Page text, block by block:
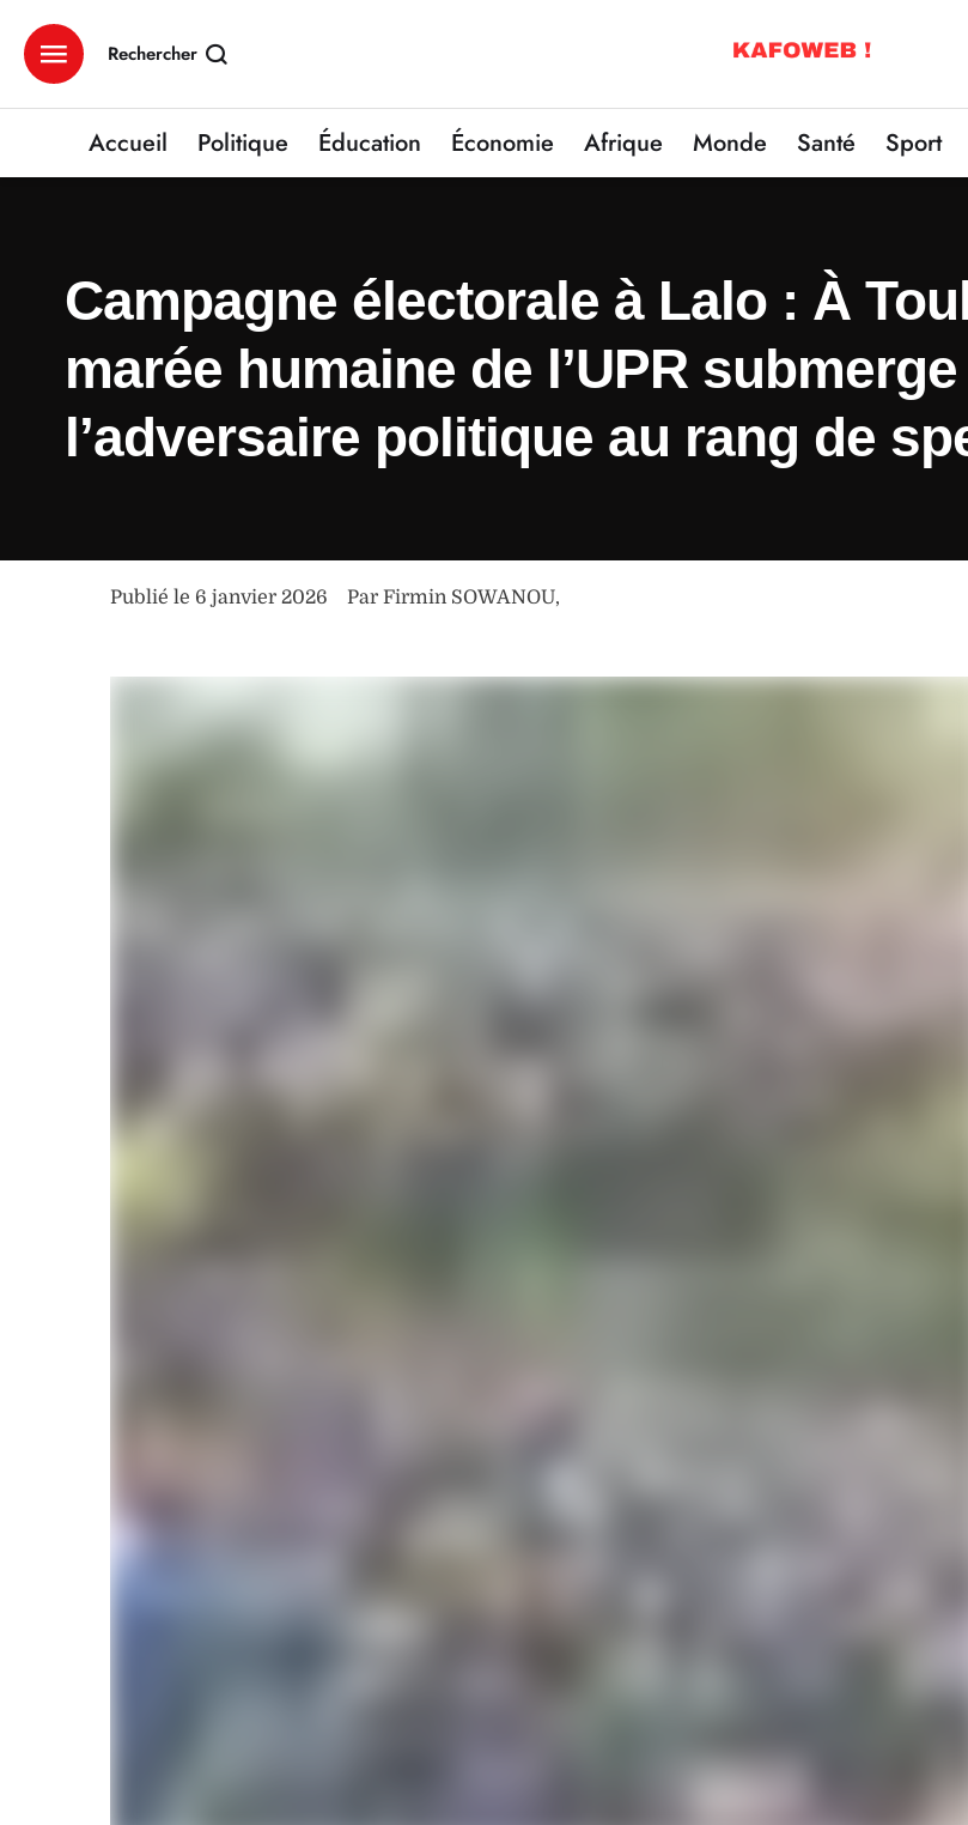
Rechercher
Accueil Politique Éducation Économie Afrique Monde Santé Sport
Campagne électorale à Lalo : À
marée humaine de l’UPR
l’adversaire politique au rang de
Publié le 6 janvier 2026 Par Firmin SOWANOU,